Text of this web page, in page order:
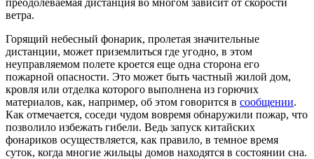
ветра.
Горящий небесный фонарик, пролетая значительные
дистанции, может приземлиться где угодно, в этом
неуправляемом полете кроется еще одна сторона его
пожарной опасности. Это может быть частный жилой дом,
кровля или отделка которого выполнена из горючих
материалов, как, например, об этом говорится в сообщении.
Как отмечается, соседи чудом вовремя обнаружили пожар, что
позволило избежать гибели. Ведь запуск китайских
фонариков осуществляется, как правило, в темное время
суток, когда многие жильцы домов находятся в состоянии сна.